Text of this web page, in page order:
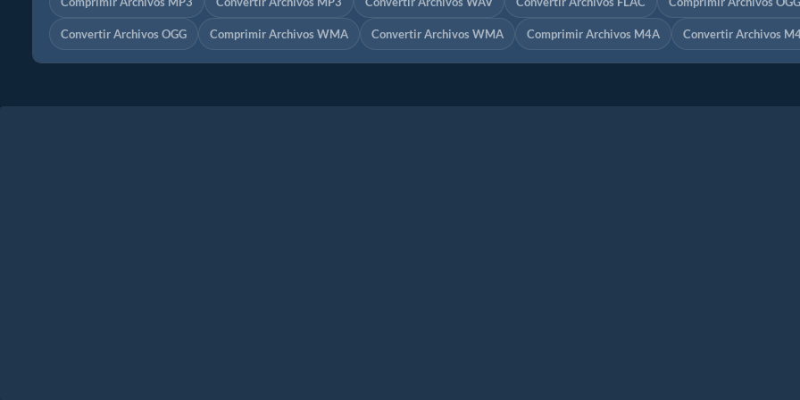
Convertir Archivos OGG Comprimir Archivos WMA Convertir Archivos WMA Comprimir Archivos M4A Convertir Archivos